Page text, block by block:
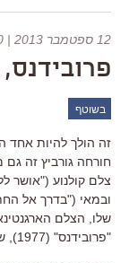
12 ספטמבר 2013 | 23:30
בשוטף
זה הולך להיות אחד
חורחה גורביץ זה
צלם קולנוע ("אושר
ובמאי ("בדרך אל
שלו, הצלם
"פרובידנס" (1977), שצילם ארונוביץ […]